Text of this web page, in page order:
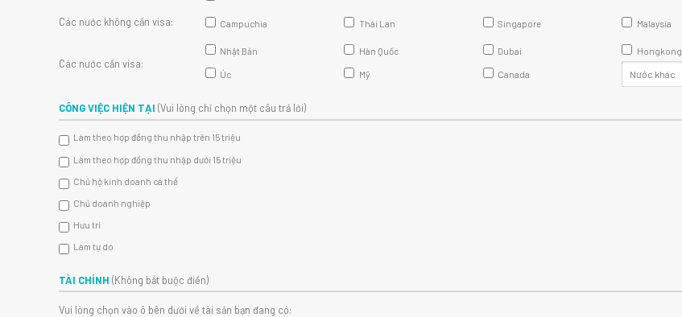
Các nước không cần visa: Campuchia Thái Lan Singapore Malaysia
Các nước cần visa:
Nhật Bản Hàn Quốc Dubai Hongkong
Úc Mỹ Canada
CÔNG VIỆC HIỆN TẠI (Vui lòng chỉ chọn một câu trả lời)
Làm theo hợp đồng thu nhập trên 15 triệu
Làm theo hợp đồng thu nhập dưới 15 triệu
Chủ hộ kinh doanh cá thể
Chủ doanh nghiệp
Hưu trí
Làm tự do
TÀI CHÍNH (Không bắt buộc điền)
Vui lòng chọn vào ô bên dưới về tài sản bạn đang có: